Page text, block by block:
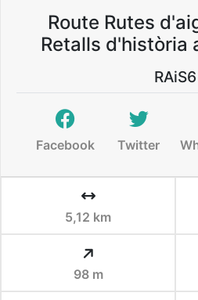
Route Rutes
Retalls d'història
RAiS6
Facebook Twitter
5,12 km
98 m